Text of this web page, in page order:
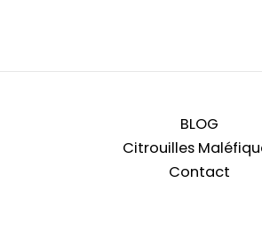
BLOG
Citrouilles
Contact